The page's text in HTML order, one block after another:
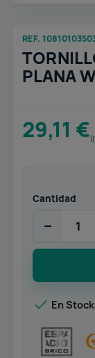
REF.
PLANA
29,11 €
Cantidad
−
 En